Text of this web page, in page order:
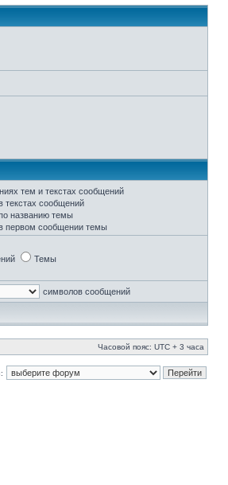
тем и текстах сообщений
текстах сообщений
названию темы
первом сообщении темы
Темы
символов сообщений
Часовой пояс: UTC + 3 часа